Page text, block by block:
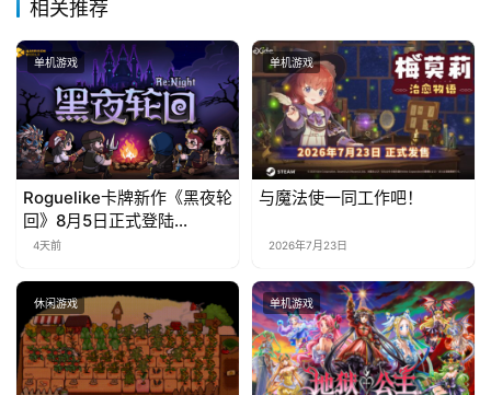
国
相关推荐
单机游戏
Roguelike卡牌新作《黑夜轮
回》8月5日正式登陆
Steam，首发9折优惠开启
4天前
单机游戏
与魔法使一同工作吧！
2026年7月23日
休闲游戏 单机游戏